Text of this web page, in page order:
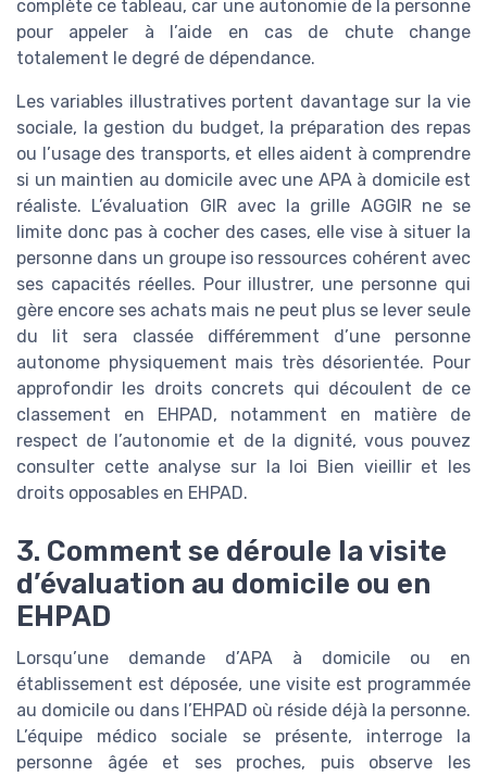
complète ce tableau, car une autonomie de la personne
pour appeler à l’aide en cas de chute change
totalement le degré de dépendance.
Les variables illustratives portent davantage sur la vie
sociale, la gestion du budget, la préparation des repas
ou l’usage des transports, et elles aident à comprendre
si un maintien au domicile avec une APA à domicile est
réaliste. L’évaluation GIR avec la grille AGGIR ne se
limite donc pas à cocher des cases, elle vise à situer la
personne dans un groupe iso ressources cohérent avec
ses capacités réelles. Pour illustrer, une personne qui
gère encore ses achats mais ne peut plus se lever seule
du lit sera classée différemment d’une personne
autonome physiquement mais très désorientée. Pour
approfondir les droits concrets qui découlent de ce
classement en EHPAD, notamment en matière de
respect de l’autonomie et de la dignité, vous pouvez
consulter cette analyse sur la loi Bien vieillir et les
droits opposables en EHPAD.
3. Comment se déroule la visite
d’évaluation au domicile ou en
EHPAD
Lorsqu’une demande d’APA à domicile ou en
établissement est déposée, une visite est programmée
au domicile ou dans l’EHPAD où réside déjà la personne.
L’équipe médico sociale se présente, interroge la
personne âgée et ses proches, puis observe les